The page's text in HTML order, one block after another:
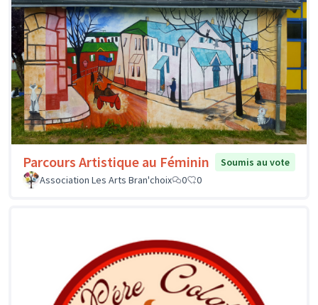
Parcours Artistique au Féminin
Soumis au vote
Association Les Arts Bran'choix
0 0